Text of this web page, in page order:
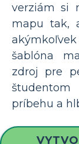
verziám si
mapu tak,
šablóna
zdroj pre
príbehu a